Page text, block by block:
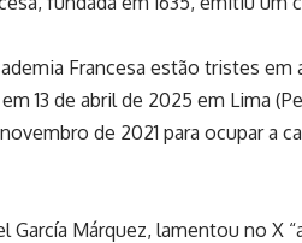
Francesa estão tristes em
13 de abril de 2025 em Lima
de 2021 para ocupar a
García Márquez, lamentou no X